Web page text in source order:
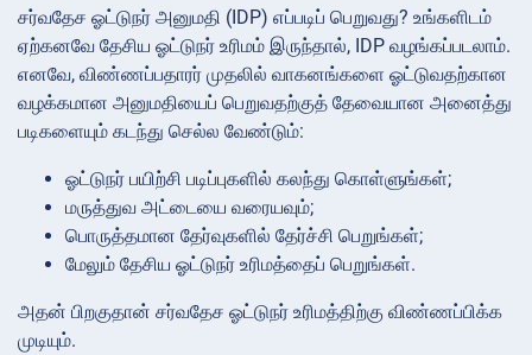
சர்வதேச ஓட்டுநர் அனுமதி (IDP) எப்படிப் பெறுவது? உங்களிடம்
ஏற்கனவே தேசிய ஓட்டுநர் உரிமம் இருந்தால், IDP வழங்கப்படலாம்.
எனவே, விண்ணப்பதாரர் முதலில் வாகனங்களை ஓட்டுவதற்கான
வழக்கமான அனுமதியைப் பெறுவதற்குத் தேவையான அனைத்து
படிகளையும் கடந்து செல்ல வேண்டும்:
ஓட்டுநர் பயிற்சி படிப்புகளில் கலந்து கொள்ளுங்கள்;
மருத்துவ அட்டையை வரையவும்;
பொருத்தமான தேர்வுகளில் தேர்ச்சி பெறுங்கள்;
மேலும் தேசிய ஓட்டுநர் உரிமத்தைப் பெறுங்கள்.
அதன் பிறகுதான் சர்வதேச ஓட்டுநர் உரிமத்திற்கு விண்ணப்பிக்க
முடியும்.